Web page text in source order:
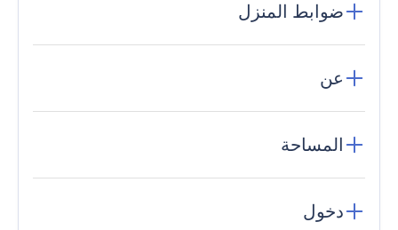
ضوابط المنزل
عن
المساحة
دخول